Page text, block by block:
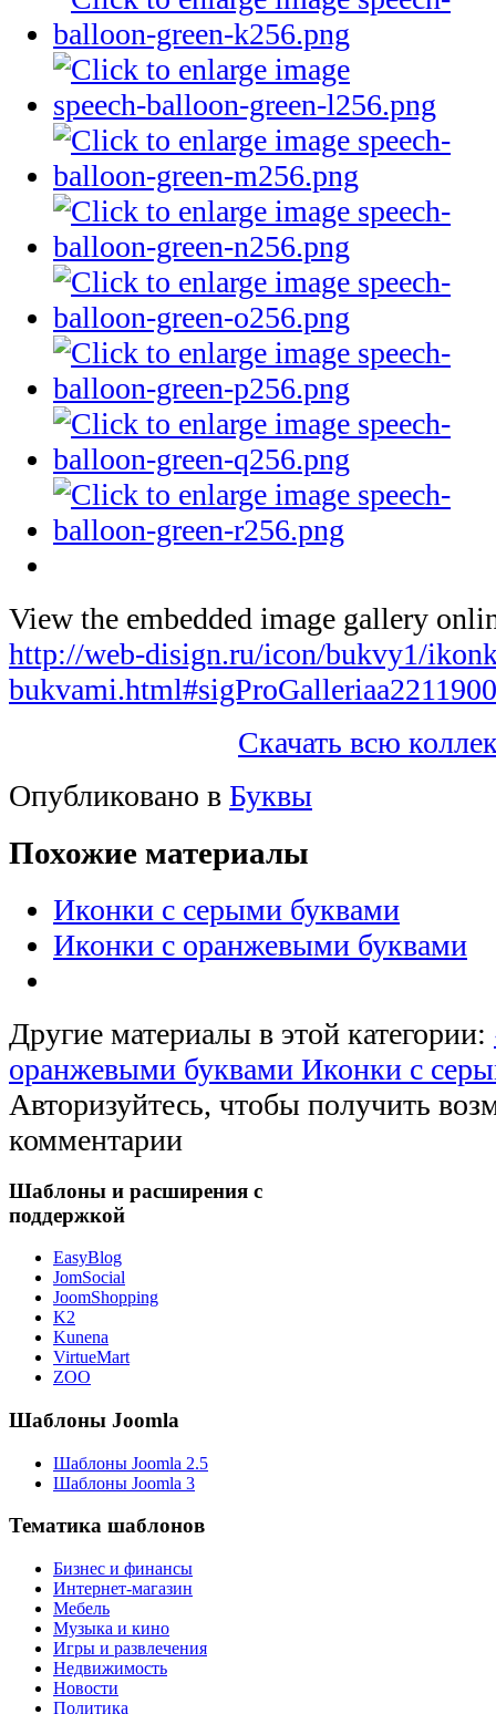
View the embedded image gallery
http://web-disign.ru/icon/bukvy1/
Скачать всю
Опубликовано в Буквы
Похожие материалы
Иконки с серыми буквами
Иконки с оранжевыми буквами
Другие материалы в этой категории:
оранжевыми буквами Иконки с
Авторизуйтесь, чтобы получить
комментарии
Шаблоны и расширения с
поддержкой
EasyBlog
JomSocial
JoomShopping
K2
Kunena
VirtueMart
ZOO
Шаблоны Joomla
Шаблоны Joomla 2.5
Шаблоны Joomla 3
Тематика шаблонов
Бизнес и финансы
Интернет-магазин
Мебель
Музыка и кино
Игры и развлечения
Недвижимость
Новости
Политика